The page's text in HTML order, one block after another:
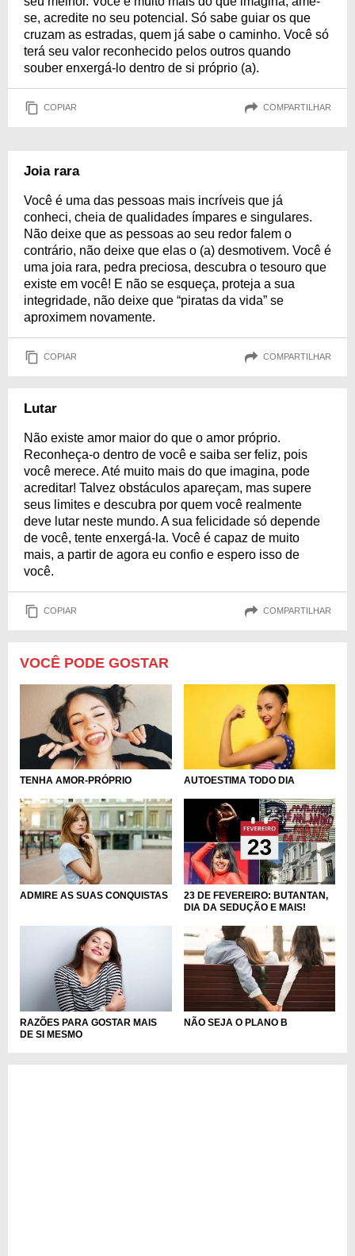
se, acredite no seu potencial. Só sabe guiar os que
cruzam as estradas, quem já sabe o caminho. Você só
terá seu valor reconhecido pelos outros quando
souber enxergá-lo dentro de si próprio (a).
COPIAR COMPARTILHAR
Joia rara
Você é uma das pessoas mais incríveis que já
conheci, cheia de qualidades ímpares e singulares.
Não deixe que as pessoas ao seu redor falem o
contrário, não deixe que elas o (a) desmotivem. Você é
uma joia rara, pedra preciosa, descubra o tesouro que
existe em você! E não se esqueça, proteja a sua
integridade, não deixe que “piratas da vida” se
aproximem novamente.
COPIAR COMPARTILHAR
Lutar
Não existe amor maior do que o amor próprio.
Reconheça-o dentro de você e saiba ser feliz, pois
você merece. Até muito mais do que imagina, pode
acreditar! Talvez obstáculos apareçam, mas supere
seus limites e descubra por quem você realmente
deve lutar neste mundo. A sua felicidade só depende
de você, tente enxergá-la. Você é capaz de muito
mais, a partir de agora eu confio e espero isso de
você.
COPIAR COMPARTILHAR
VOCÊ PODE GOSTAR
TENHA AMOR-PRÓPRIO AUTOESTIMA TODO DIA
ADMIRE AS SUAS CONQUISTAS
23 DE FEVEREIRO: BUTANTAN,
DIA DA SEDUÇÃO E MAIS!
RAZÕES PARA GOSTAR MAIS
DE SI MESMO
NÃO SEJA O PLANO B